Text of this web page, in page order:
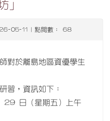
」
05-11 | 點閱數： 68
對於離島地區資優學生
習，資訊如下：
日（星期五）上午